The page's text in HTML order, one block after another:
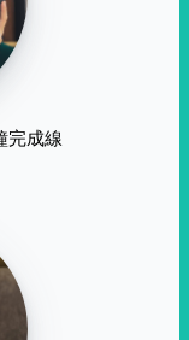
完成線